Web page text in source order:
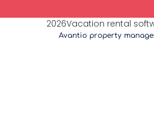
2026Vacation rental
Avantio property